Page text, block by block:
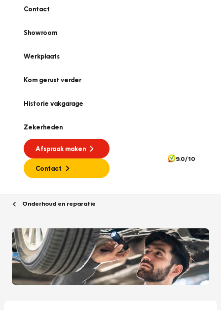
Contact
Showroom
Werkplaats
Kom gerust verder
Historie vakgarage
Zekerheden
Afspraak maken
Contact
9.0/10
Onderhoud en reparatie